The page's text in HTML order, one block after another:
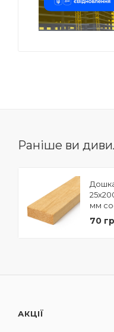
Раніше ви
мм
70
АКЦІЇ